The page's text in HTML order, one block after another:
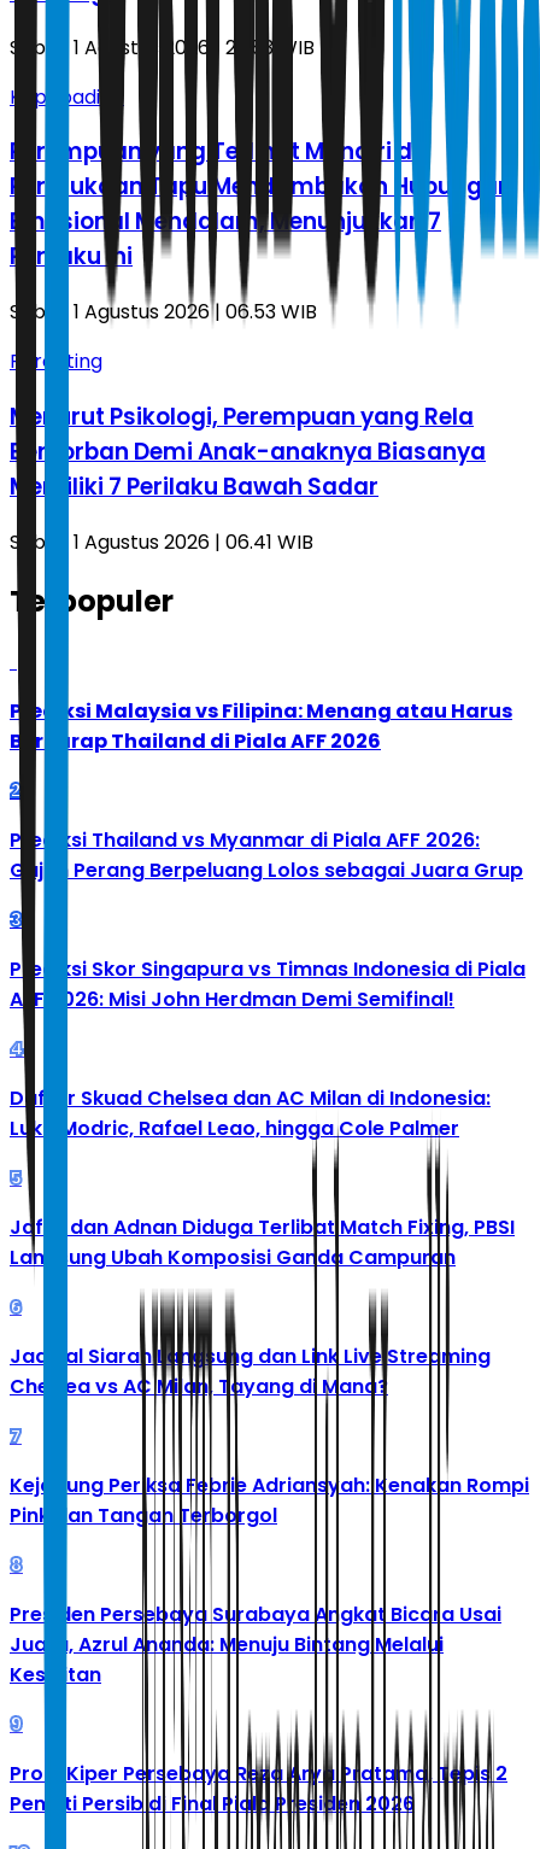
Sabtu, 1 Agustus 2026 | 22.53 WIB
Kepribadian
Perempuan yang Terlihat Mandiri di
Permukaan Tapu Mendambakan Hubungan
Emosional Mendalam, Menunjukkan 7
Perilaku Ini
Sabtu, 1 Agustus 2026 | 06.53 WIB
Parenting
Menurut Psikologi, Perempuan yang Rela
Berkorban Demi Anak-anaknya Biasanya
Memiliki 7 Perilaku Bawah Sadar
Sabtu, 1 Agustus 2026 | 06.41 WIB
Terpopuler
Prediksi Malaysia vs Filipina: Menang atau Harus
Berharap Thailand di Piala AFF 2026
2
Prediksi Thailand vs Myanmar di Piala AFF 2026:
Gajah Perang Berpeluang Lolos sebagai Juara Grup
3
Prediksi Skor Singapura vs Timnas Indonesia di Piala
AFF 2026: Misi John Herdman Demi Semifinal!
4
Daftar Skuad Chelsea dan AC Milan di Indonesia:
Luka Modric, Rafael Leao, hingga Cole Palmer
5
Jafar dan Adnan Diduga Terlibat Match Fixing, PBSI
Langsung Ubah Komposisi Ganda Campuran
6
Jadwal Siaran Langsung dan Link Live Streaming
Chelsea vs AC Milan, Tayang di Mana?
7
Kejagung Periksa Febrie Adriansyah: Kenakan Rompi
Pink dan Tangan Terborgol
8
Presiden Persebaya Surabaya Angkat Bicara Usai
Juara, Azrul Ananda: Menuju Bintang Melalui
Kesulitan
9
Profil Kiper Persebaya Reza Arya Pratama, Tepis 2
Penalti Persib di Final Piala Presiden 2026